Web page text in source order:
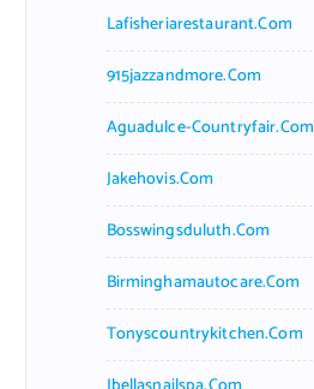
Lafisheriarestaurant.com
915jazzandmore.com
Aguadulce-Countryfair.com
Jakehovis.com
Bosswingsduluth.com
Birminghamautocare.com
Tonyscountrykitchen.com